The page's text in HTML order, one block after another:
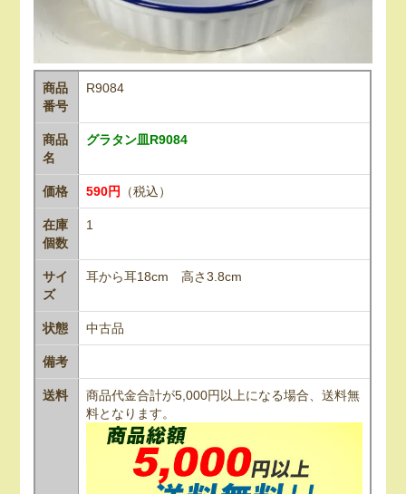
商品
番号
R9084
商品
名
グラタン皿R9084
価格 590円 （税込）
在庫
個数
1
サイ
ズ
耳から耳18cm 高さ3.8cm
状態 中古品
備考
送料
商品代金合計が5,000円以上になる場合、送料無
料となります。